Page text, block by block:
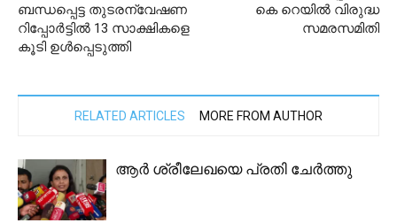
ബന്ധപ്പെട്ട തുടരന്വേഷണ
റിപ്പോർട്ടിൽ 13 സാക്ഷികളെ
കൂടി ഉൾപ്പെടുത്തി
കെ റെയിൽ വിരുദ്ധ
സമരസമിതി
RELATED ARTICLES MORE FROM AUTHOR
ആർ ശ്രീലേഖയെ പ്രതി ചേർത്തു